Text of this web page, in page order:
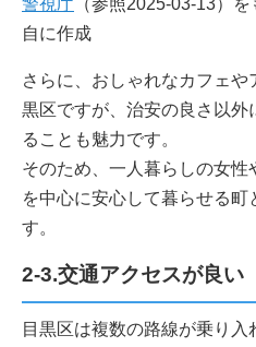
警視庁 （参照2025-03-13）
自に作成
さらに、おしゃれなカフェや
黒区ですが、治安の良さ以外
ることも魅力です。
そのため、一人暮らしの女
を中心に安心して暮らせる町
す。
2-3.交通アクセスが良い
目黒区は複数の路線が乗り